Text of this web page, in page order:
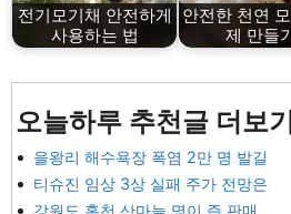
전기모기채 안전하게
사용하는 법
안전한 천연
제 만들
오늘하루 추천글 더보
을왕리 해수욕장 폭염 2만 명 발길
티슈진 임상 3상 실패 주가 전망은
강원도 홍천 산마늘 명이 즙 판매